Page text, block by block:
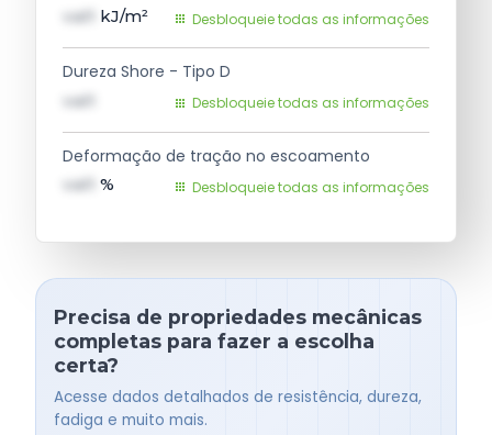
val1 kJ/m² Desbloqueie todas as informações
Dureza Shore - Tipo D
val1 Desbloqueie todas as informações
Deformação de tração no escoamento
val1 % Desbloqueie todas as informações
Precisa de propriedades mecânicas
completas para fazer a escolha
certa?
Acesse dados detalhados de resistência, dureza,
fadiga e muito mais.